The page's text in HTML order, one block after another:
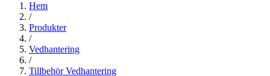
Hem
/
Produkter
/
Vedhantering
/
Tillbehör Vedhantering